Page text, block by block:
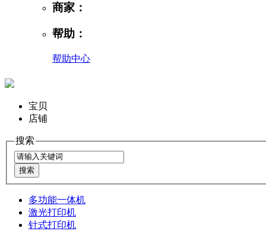
商家：
帮助：
帮助中心
宝贝
店铺
搜索
多功能一体机
激光打印机
针式打印机